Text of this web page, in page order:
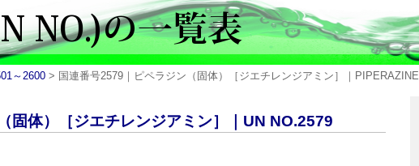
～2600 > 国連番号2579｜ピペラジン（固体）［ジエチレンジアミン］｜PIPERAZINE
固体）［ジエチレンジアミン］｜UN NO.2579